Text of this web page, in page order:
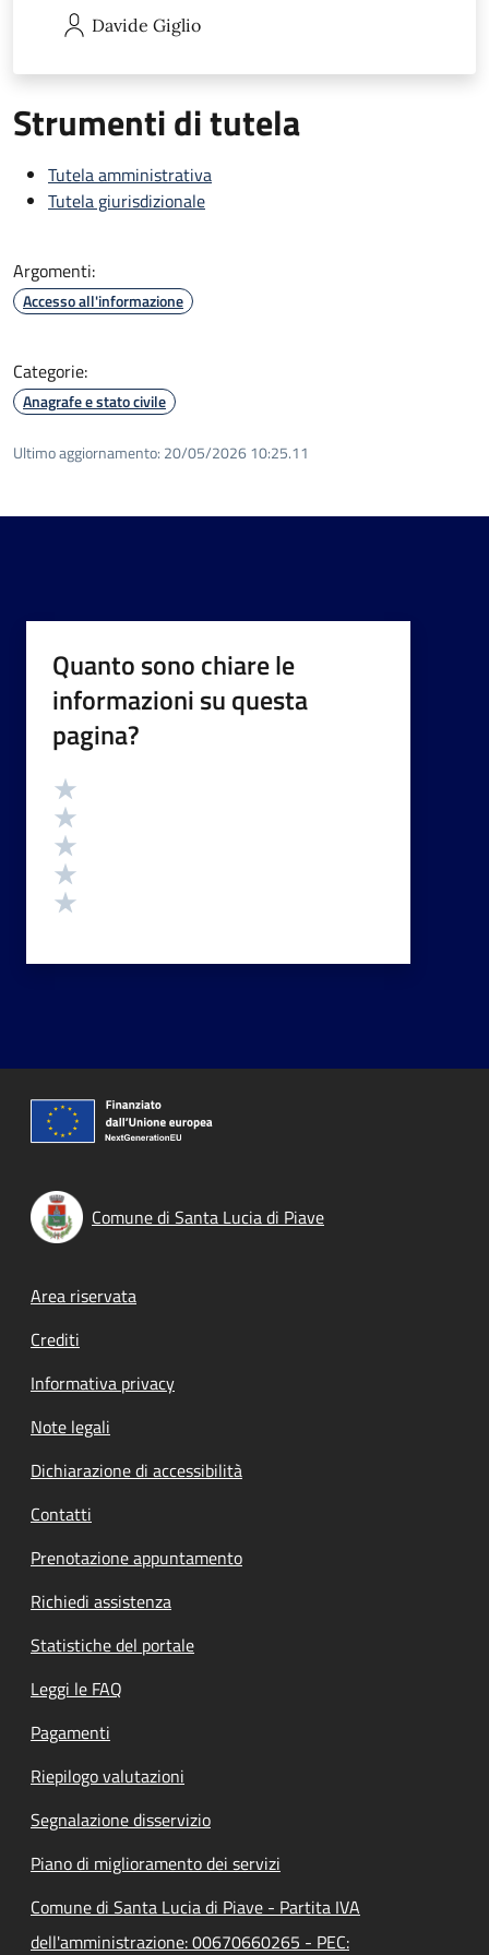
Davide Giglio
Strumenti di tutela
Tutela amministrativa
Tutela giurisdizionale
Argomenti:
Accesso all'informazione
Categorie:
Anagrafe e stato civile
Ultimo aggiornamento: 20/05/2026 10:25.11
Quanto sono chiare le
informazioni su questa
pagina?
Valutazione
Comune di Santa Lucia di Piave
Footer menu
Area riservata
Crediti
Informativa privacy
Note legali
Dichiarazione di accessibilità
Contatti
Prenotazione appuntamento
Richiedi assistenza
Statistiche del portale
Leggi le FAQ
Pagamenti
Riepilogo valutazioni
Segnalazione disservizio
Piano di miglioramento dei servizi
Comune di Santa Lucia di Piave - Partita IVA
dell'amministrazione: 00670660265 - PEC: